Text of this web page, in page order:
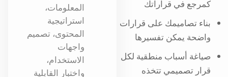
كمرجع في قراراتك
بناء تصاميمك على قرارات
واضحة يمكن تفسيرها
صياغة أسباب منطقية لكل
قرار تصميمي تتخذه
المعلومات،
استراتيجية
المحتوى، تصميم
واجهات
الاستخدام،
واختبار القابلية